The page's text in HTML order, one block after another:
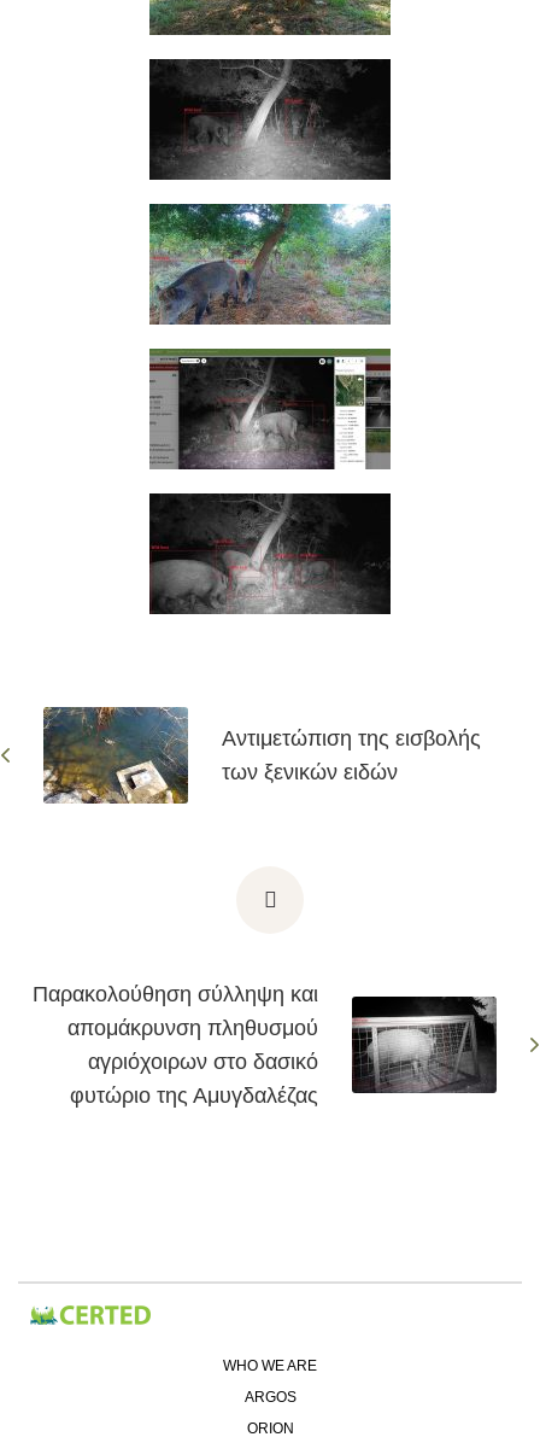
Αντιμετώπιση της εισβολής
των ξενικών ειδών
Παρακολούθηση σύλληψη και
απομάκρυνση πληθυσμού
αγριόχοιρων στο δασικό
φυτώριο της Αμυγδαλέζας
WHO WE ARE
ARGOS
ORION